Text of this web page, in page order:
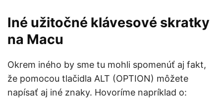
Iné užitočné klávesové skratky
na Macu
Okrem iného by sme tu mohli spomenúť aj fakt,
že pomocou tlačidla ALT (OPTION) môžete
napísať aj iné znaky. Hovoríme napríklad o: